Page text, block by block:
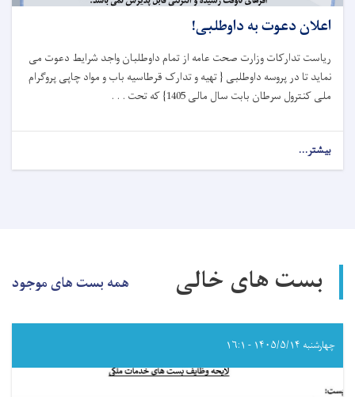
اعلان دعوت به داوطلبی!
ریاست تدارکات وزارت صحت عامه از تمام داوطلبان واجد شرایط دعوت می
نماید تا در پروسه داوطلبی { تهیه و تدارک قرطاسیه باب و مواد چاپی پروگرام
ملی کنترول سرطان بابت سال مالی 1405} که تحت . . .
بیشتر...
اعلان
بست های خالی همه بست های موجود
چهارشنبه ۱۴۰۵/۵/۱۴ - ۱۶:۱